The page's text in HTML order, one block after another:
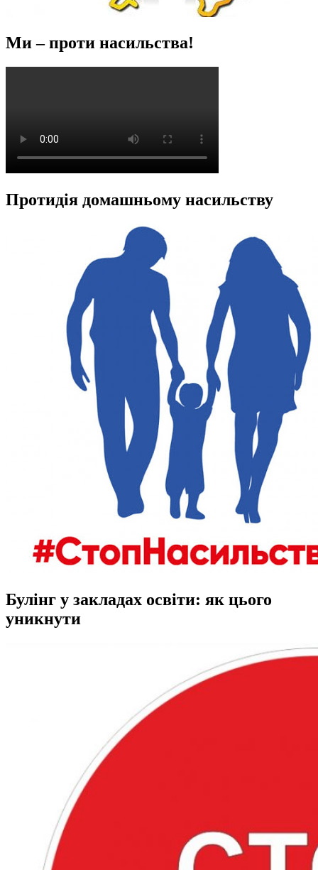
Ми – проти насильства!
Протидія домашньому насильству
Булінг у закладах освіти: як цього
уникнути